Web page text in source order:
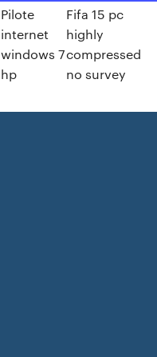
Pilote
internet
windows 7
hp
Fifa 15 pc
highly
compressed
no survey